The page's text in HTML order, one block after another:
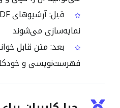
نمایه‌سازی می‌شوند
بعد: متن قابل
فهرست‌نویسی و